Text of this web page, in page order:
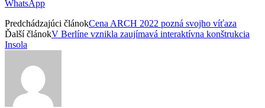
WhatsApp
Predchádzajúci článokCena ARCH 2022 pozná svojho víťaza
Ďalší článokV Berlíne vznikla zaujímavá interaktívna konštrukcia
Insola